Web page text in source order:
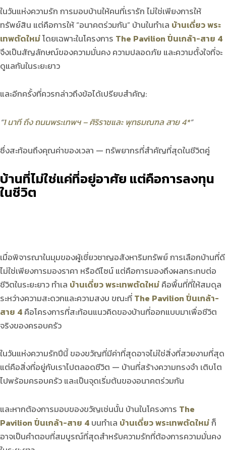
ในวันแห่งความรัก การมอบบ้านให้คนที่เรารัก ไม่ใช่เพียงการให้
ทรัพย์สิน แต่คือการให้ “อนาคตร่วมกัน” บ้านในทำเล บ้านเดี่ยว พระ
เทพตัดใหม่โดยเฉพาะในโครงการ The Pavilion ปิ่นเกล้า-สาย 4
จึงเป็นสัญลักษณ์ของความมั่นคง ความปลอดภัย และความตั้งใจที่จะ
ดูแลกันในระยะยาว
และอีกครั้งที่ควรกล่าวถึงข้อได้เปรียบสำคัญ:
“1 นาที ถึง ถนนพระเทพฯ – ศิริราชและ พุทธมณฑล สาย 4*”
ซึ่งสะท้อนถึงคุณค่าของเวลา — ทรัพยากรที่สำคัญที่สุดในชีวิตคู่
บ้านที่ไม่ใช่แค่ที่อยู่อาศัย แต่คือการลงทุน
ในชีวิต
เมื่อพิจารณาในมุมของผู้เชี่ยวชาญอสังหาริมทรัพย์ การเลือกบ้านที่ดี
ไม่ใช่เพียงการมองราคา หรือดีไซน์ แต่คือการมองถึงผลกระทบต่อ
ชีวิตในระยะยาว ทำเล บ้านเดี่ยว พระเทพตัดใหม่ คือพื้นที่ที่ให้สมดุล
ระหว่างความสะดวกและความสงบ ขณะที่ The Pavilion ปิ่นเกล้า-
สาย 4 คือโครงการที่สะท้อนแนวคิดของบ้านที่ออกแบบมาเพื่อชีวิต
จริงของครอบครัว
ในวันแห่งความรักปีนี้ ของขวัญที่มีค่าที่สุดอาจไม่ใช่สิ่งที่สวยงามที่สุด
แต่คือสิ่งที่อยู่กับเราไปตลอดชีวิต — บ้านที่สร้างความทรงจำ เติบโต
ไปพร้อมครอบครัว และเป็นจุดเริ่มต้นของอนาคตร่วมกัน
และหากต้องการมอบของขวัญเช่นนั้น บ้านในโครงการ The
Pavilion ปิ่นเกล้า-สาย 4 บนทำเล บ้านเดี่ยว พระเทพตัดใหม่ก็
อาจเป็นคำตอบที่สมบูรณ์ที่สุดสำหรับความรักที่ต้องการความมั่นคง